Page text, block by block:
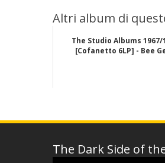
Altri album di
The Studio Albums 1967/
[Cofanetto 6LP] - Bee
The Dark Side of